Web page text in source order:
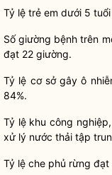
Tỷ lệ trẻ em dưới 5
Số giường bệnh trên
đạt 22 giường.
Tỷ lệ cơ sở gây ô
84%.
Tỷ lệ khu công
xử lý nước thải tập
Tỷ lệ che phủ rừng đạt